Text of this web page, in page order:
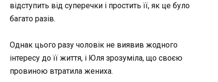
відступить від суперечки і простить її, як це було
багато разів.
Однак цього разу чоловік не виявив жодного
інтересу до її життя, і Юля зрозуміла, що своєю
провиною втратила жениха.